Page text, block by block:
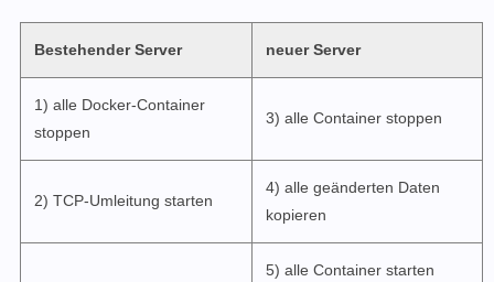
Bestehender Server neuer Server
1) alle Docker-Container
stoppen
3) alle Container stoppen
2) TCP-Umleitung starten
4) alle geänderten Daten
kopieren
5) alle Container starten